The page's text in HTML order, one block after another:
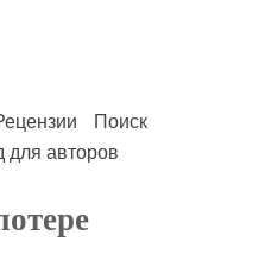
Поиск
для авторов